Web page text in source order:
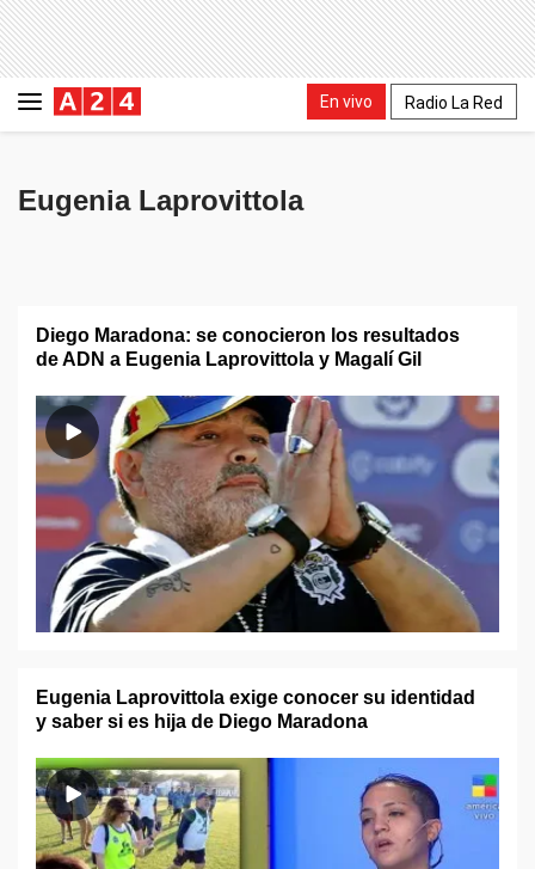
En vivo Radio La Red
Eugenia Laprovittola
Diego Maradona: se conocieron los resultados
de ADN a Eugenia Laprovittola y Magalí Gil
Eugenia Laprovittola exige conocer su identidad
y saber si es hija de Diego Maradona